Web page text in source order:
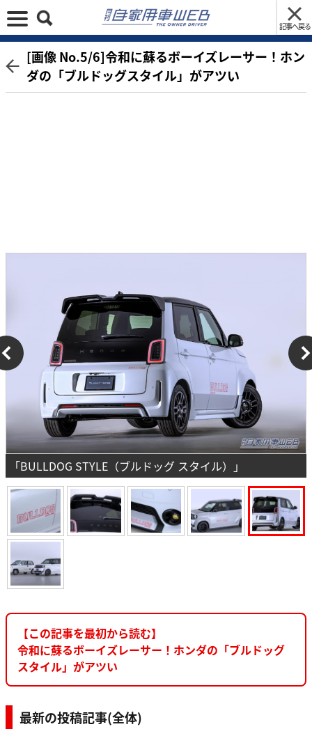
記事へ戻る
[画像 No.5/6]令和に蘇るボーイズレーサー！ホン
ダの「ブルドッグスタイル」がアツい
「BULLDOG STYLE（ブルドッグ スタイル）」
【この記事を最初から読む】
令和に蘇るボーイズレーサー！ホンダの「ブルドッグ
スタイル」がアツい
最新の投稿記事(全体)